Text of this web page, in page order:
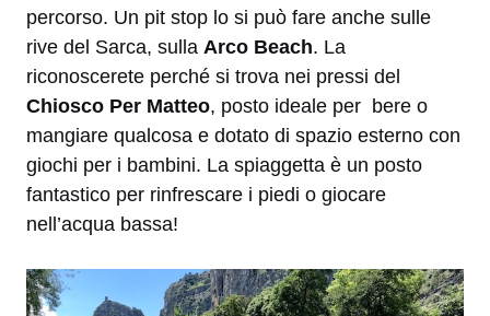
percorso. Un pit stop lo si può fare anche sulle
rive del Sarca, sulla Arco Beach. La
riconoscerete perché si trova nei pressi del
Chiosco Per Matteo, posto ideale per bere o
mangiare qualcosa e dotato di spazio esterno con
giochi per i bambini. La spiaggetta è un posto
fantastico per rinfrescare i piedi o giocare
nell’acqua bassa!